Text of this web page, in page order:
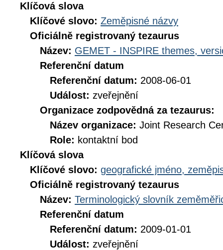
Klíčová slova
Klíčové slovo: Zeměpisné názvy
Oficiálně registrovaný tezaurus
Název: GEMET - INSPIRE themes,
Referenční datum
Referenční datum: 2008-06-01
Událost: zveřejnění
Organizace zodpovědná za tezaurus:
Název organizace: Joint Research
Role: kontaktní bod
Klíčová slova
Klíčové slovo: geografické jméno,
Oficiálně registrovaný tezaurus
Název: Terminologický slovník
Referenční datum
Referenční datum: 2009-01-01
Událost: zveřejnění